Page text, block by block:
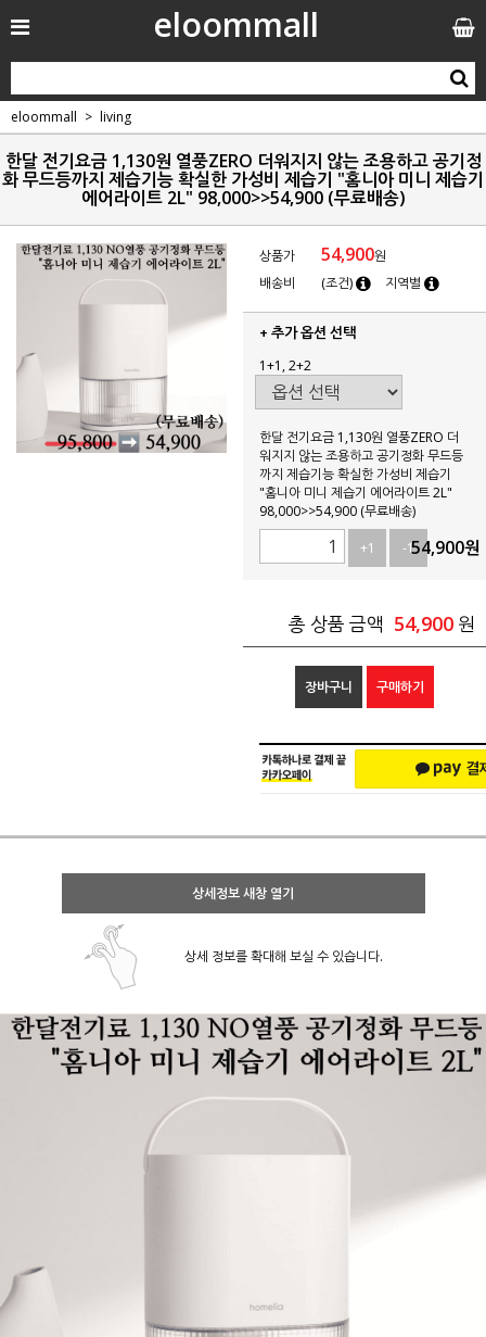
eloommall
eloommall living
한달 전기요금 1,130원 열풍ZERO 더워지지 않는 조용하고 공기정
화 무드등까지 제습기능 확실한 가성비 제습기 "홈니아 미니 제습기
에어라이트 2L" 98,000>>54,900 (무료배송)
상품가 54,900원
배송비
(조건) 지역별
+ 추가 옵션 선택
1+1, 2+2
한달 전기요금 1,130원 열풍ZERO 더
워지지 않는 조용하고 공기정화 무드등
까지 제습기능 확실한 가성비 제습기
"홈니아 미니 제습기 에어라이트 2L"
98,000>>54,900 (무료배송)
+1
-154,900원
총 상품 금액 54,900 원
장바구니 구매하기
상세정보 새창 열기
상세 정보를 확대해 보실 수 있습니다.